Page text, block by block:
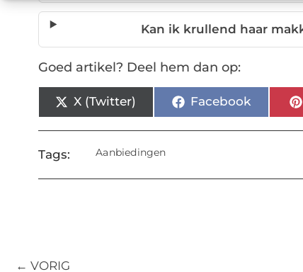
Kan ik krullend haar
Goed artikel? Deel hem dan op:
X (Twitter) Facebook
Tags: Aanbiedingen
← VORIG